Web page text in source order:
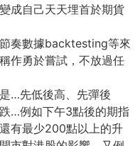
成自己天天埋首於期貨
奏數據backtesting等來
作勇於嘗試，不放過任
…先低後高、先彈後
…例如下午3點後的期指
有最少200點以上的升